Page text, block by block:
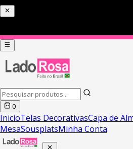
0
InicioTelas DecorativasCapa de
MesaSousplatsMinha Conta